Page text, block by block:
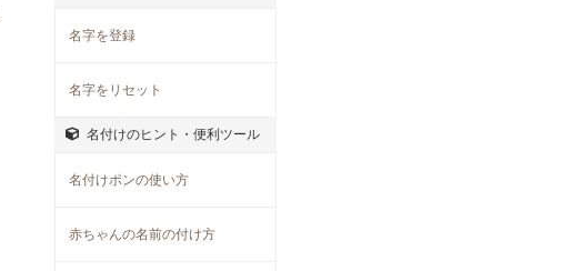
名字を登録
名字をリセット
名付けのヒント・便利ツール
名付けポンの使い方
赤ちゃんの名前の付け方